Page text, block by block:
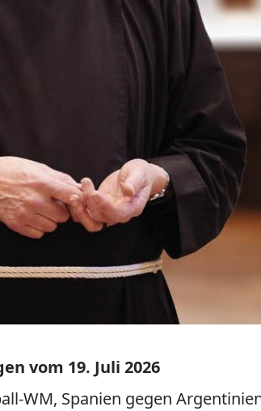
vom 19. Juli 2026
WM, Spanien gegen